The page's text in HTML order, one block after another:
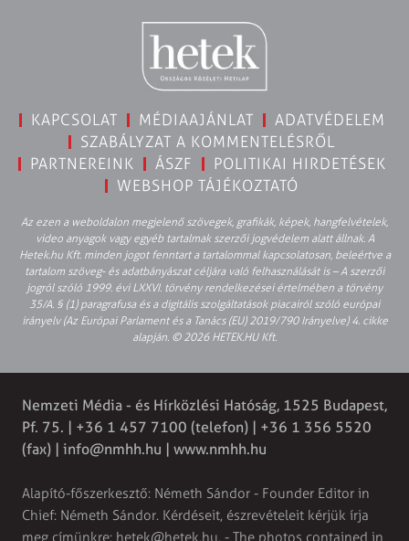
KAPCSOLAT MÉDIAAJÁNLAT
ADATVÉDELEM
SZABÁLYZAT A KOMMENTELÉSRŐL
PARTNEREINK
ÁSZF
POLITIKAI HIRDETÉSEK
WEBSHOP TÁJÉKOZTATÓ
Az ezen a weboldalon megjelenő szövegek, grafikák, képek, hangfelvételek,
video anyagok vagy egyéb tartalmak szerzői jogvédelem alatt állnak. A
Hetek.hu Kft. minden jogot fenntart a tartalommal kapcsolatosan, beleértve a
tartalom szöveg- és adatbányászat céljára való felhasználását is – A szerzői
jogról szóló 1999. évi LXXVI. törvény rendelkezései értelmében a törvény
35/A. § (1) paragrafusa és a digitális szolgáltatások piacairól szóló európai
irányelv (Az Európai Parlament és a Tanács (EU) 2019/790 Irányelve) 4. cikke
alapján. © 2026 HETEK.HU Kft.
Nemzeti Média - és Hírközlési Hatóság, 1525 Budapest,
Pf. 75. | +36 1 457 7100 (telefon) | +36 1 356 5520
(fax) | info@nmhh.hu | www.nmhh.hu
Alapító-főszerkesztő: Németh Sándor - Founder Editor in
Chief: Németh Sándor. Kérdéseit, észrevételeit kérjük írja
meg címünkre: hetek@hetek.hu. - The photos contained in